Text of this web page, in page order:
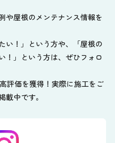
や屋根のメンテナンス情報を
い！」という方や、
「屋根の
！」という方は、ぜひフォロ
評価を獲得！実際に施工をご
中です。